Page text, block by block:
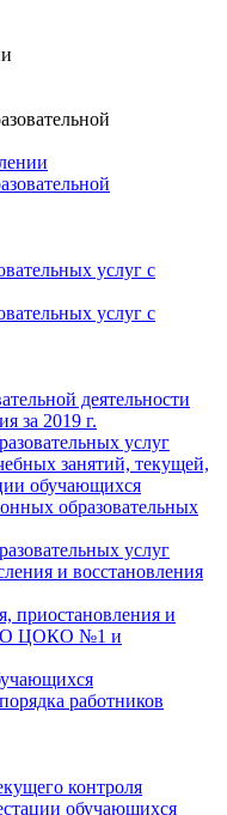
услуг с
услуг с
деятельности
за 2019 г.
услуг
занятий, текущей,
обучающихся
образовательных
услуг
и восстановления
приостановления и
ЦОКО №1 и
работников
контроля
обучающихся